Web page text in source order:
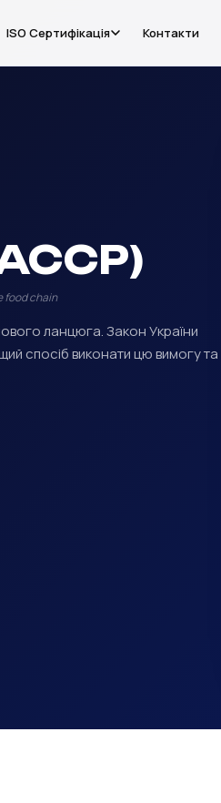
ISO Сертифікація Контакти
food chain
ланцюга. Закон України
спосіб виконати цю вимогу та